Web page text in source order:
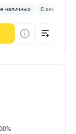
наличных С кешбэком